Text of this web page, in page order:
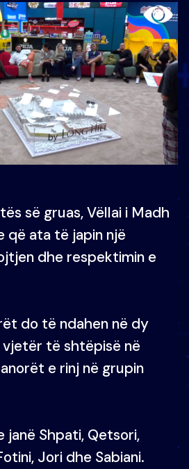
së gruas, Vëllai i Madh
që ata të japin një
dhe respektimin e
do të ndahen në dy
të shtëpisë në
e rinj në grupin
janë Shpati, Qetsori,
Jori dhe Sabiani.